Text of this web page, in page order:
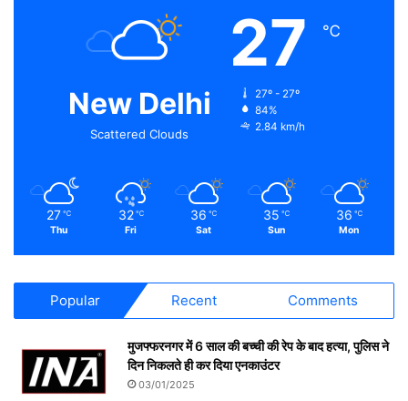
New Delhi
Scattered Clouds
27 ℃
27º - 27º
84%
2.84 km/h
27 ℃
Thu
32 ℃
Fri
36 ℃
Sat
35 ℃
Sun
36 ℃
Mon
Popular Recent Comments
मुजफ्फरनगर में 6 साल की बच्ची की रेप के बाद हत्या, पुलिस ने
दिन निकलते ही कर दिया एनकाउंटर
03/01/2025